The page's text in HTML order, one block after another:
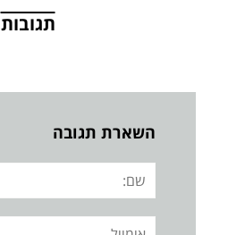
תגובות
השארת תגובה
שם:
אימייל